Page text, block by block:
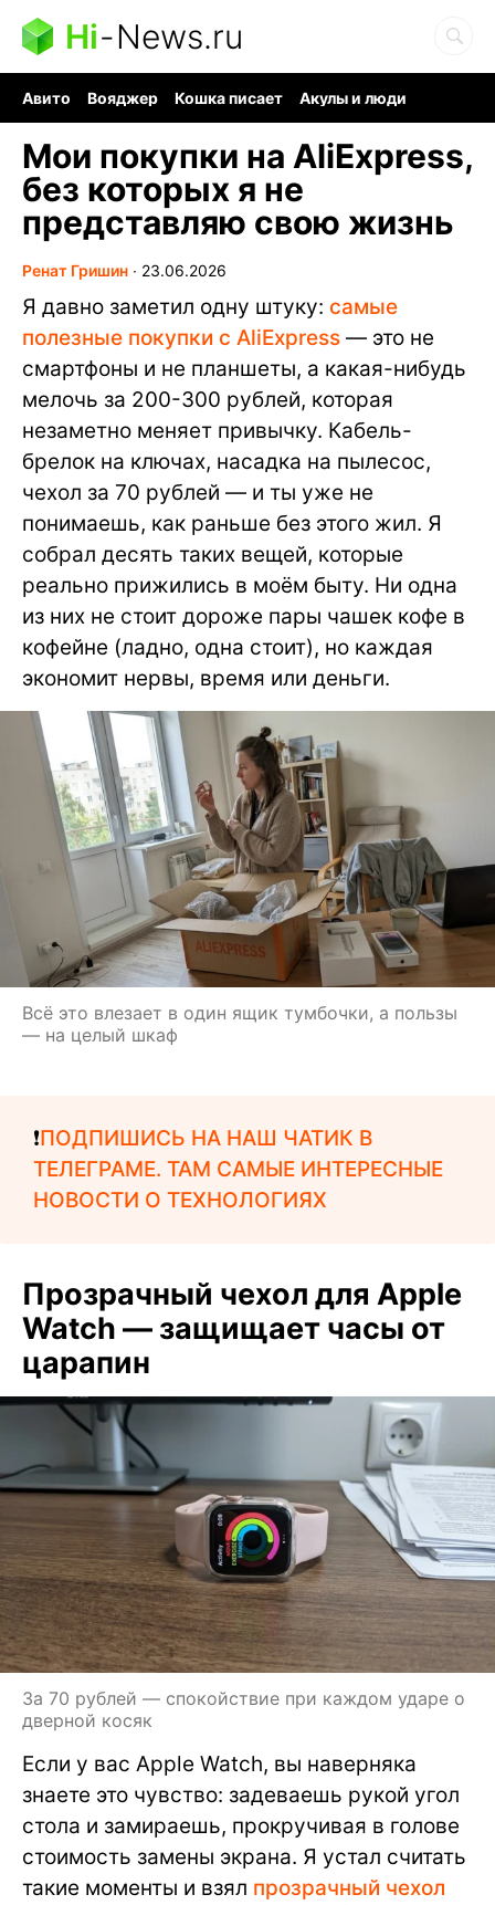
Hi-News.ru
Авито Вояджер Кошка писает
Акулы и люди
Мои покупки на AliExpress,
без которых я не
представляю свою жизнь
Ренат Гришин ∙ 23.06.2026
Я давно заметил одну штуку: самые
полезные покупки с AliExpress — это не
смартфоны и не планшеты, а какая-нибудь
мелочь за 200-300 рублей, которая
незаметно меняет привычку. Кабель-
брелок на ключах, насадка на пылесос,
чехол за 70 рублей — и ты уже не
понимаешь, как раньше без этого жил. Я
собрал десять таких вещей, которые
реально прижились в моём быту. Ни одна
из них не стоит дороже пары чашек кофе в
кофейне (ладно, одна стоит), но каждая
экономит нервы, время или деньги.
Всё это влезает в один ящик тумбочки, а пользы
— на целый шкаф
❗️ПОДПИШИСЬ НА НАШ ЧАТИК В
ТЕЛЕГРАМЕ. ТАМ САМЫЕ ИНТЕРЕСНЫЕ
НОВОСТИ О ТЕХНОЛОГИЯХ
Прозрачный чехол для Apple
Watch — защищает часы от
царапин
За 70 рублей — спокойствие при каждом ударе о
дверной косяк
Если у вас Apple Watch, вы наверняка
знаете это чувство: задеваешь рукой угол
стола и замираешь, прокручивая в голове
стоимость замены экрана. Я устал считать
такие моменты и взял прозрачный чехол